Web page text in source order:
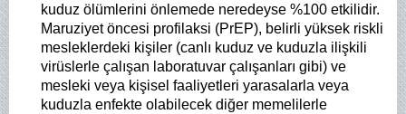
kuduz ölümlerini önlemede neredeyse %100 etkilidir.
Maruziyet öncesi profilaksi (PrEP), belirli yüksek riskli
mesleklerdeki kişiler (canlı kuduz ve kuduzla ilişkili
virüslerle çalışan laboratuvar çalışanları gibi) ve
mesleki veya kişisel faaliyetleri yarasalarla veya
kuduzla enfekte olabilecek diğer memelilerle